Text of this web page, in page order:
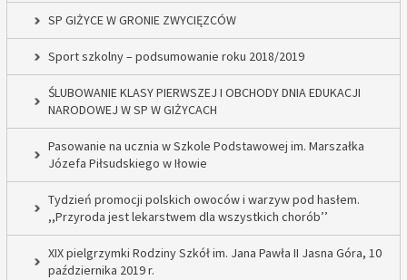
SP GIŻYCE W GRONIE ZWYCIĘZCÓW
Sport szkolny – podsumowanie roku 2018/2019
ŚLUBOWANIE KLASY PIERWSZEJ I OBCHODY DNIA EDUKACJI
NARODOWEJ W SP W GIŻYCACH
Pasowanie na ucznia w Szkole Podstawowej im. Marszałka
Józefa Piłsudskiego w Iłowie
Tydzień promocji polskich owoców i warzyw pod hasłem.
,,Przyroda jest lekarstwem dla wszystkich chorób’’
XIX pielgrzymki Rodziny Szkół im. Jana Pawła II Jasna Góra, 10
października 2019 r.